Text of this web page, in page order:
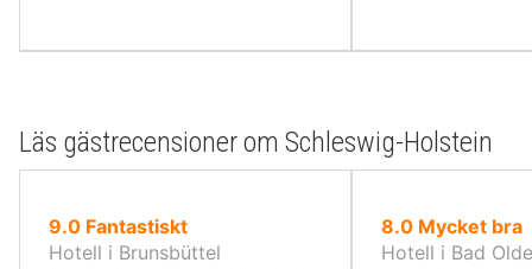
Läs gästrecensioner om Schleswig-Holstein
9.0av
10,
Fantastiskt
Hotell i Brunsbüttel
8.0av
10,
Mycket bra
Hotell i Bad